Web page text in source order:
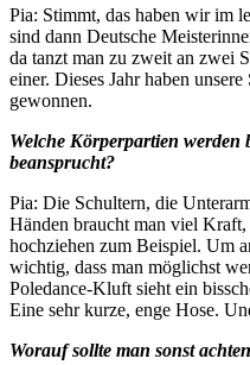
Pia: Stimmt, das haben wir im
sind dann Deutsche
da tanzt man zu zweit an zwei
einer. Dieses Jahr haben
gewonnen.
Welche Körperpartien werden
beansprucht?
Pia: Die Schultern, die
Händen braucht man viel Kraft,
hochziehen zum Beispiel. Um
wichtig, dass man möglichst
Poledance-Kluft sieht ein
Eine sehr kurze, enge Hose.
Worauf sollte man sonst